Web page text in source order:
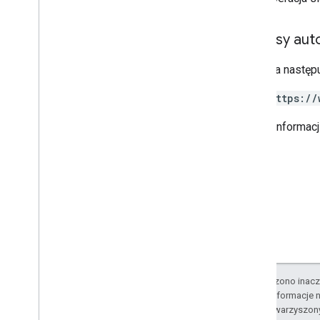
Zakresy
Wymaga
https://
Więcej
O ile nie stwierdzono
Szczegółowe informacje
podmiotów